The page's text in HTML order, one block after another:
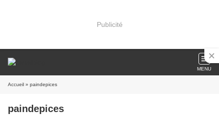
Publicité
MENU
Accueil » paindepices
paindepices